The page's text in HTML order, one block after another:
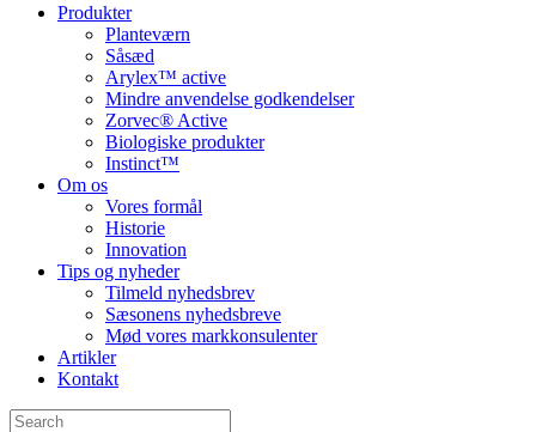
Produkter
Planteværn
Såsæd
Arylex™ active
Mindre anvendelse godkendelser
Zorvec® Active
Biologiske produkter
Instinct™
Om os
Vores formål
Historie
Innovation
Tips og nyheder
Tilmeld nyhedsbrev
Sæsonens nyhedsbreve
Mød vores markkonsulenter
Artikler
Kontakt